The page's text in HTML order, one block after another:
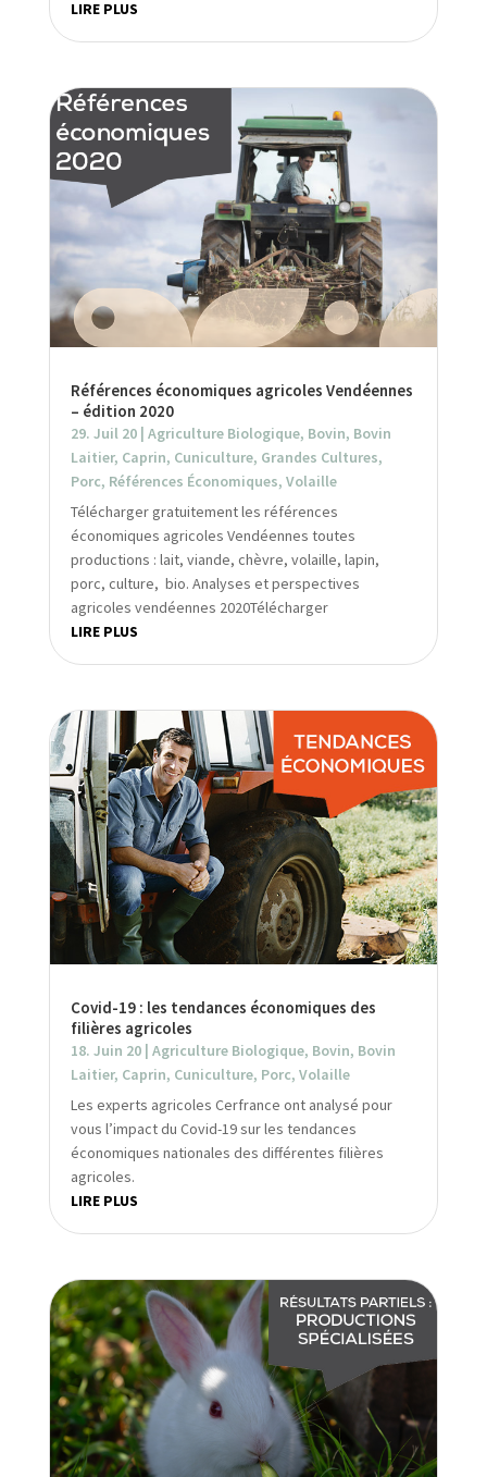
LIRE PLUS
Références économiques agricoles Vendéennes
– édition 2020
29. Juil 20| Agriculture Biologique, Bovin, Bovin
Laitier, Caprin, Cuniculture, Grandes Cultures,
Porc, Références Économiques, Volaille
Télécharger gratuitement les références
économiques agricoles Vendéennes toutes
productions : lait, viande, chèvre, volaille, lapin,
porc, culture, bio. Analyses et perspectives
agricoles vendéennes 2020Télécharger
LIRE PLUS
Covid-19 : les tendances économiques des
filières agricoles
18. Juin 20| Agriculture Biologique, Bovin, Bovin
Laitier, Caprin, Cuniculture, Porc, Volaille
Les experts agricoles Cerfrance ont analysé pour
vous l’impact du Covid-19 sur les tendances
économiques nationales des différentes filières
agricoles.
LIRE PLUS